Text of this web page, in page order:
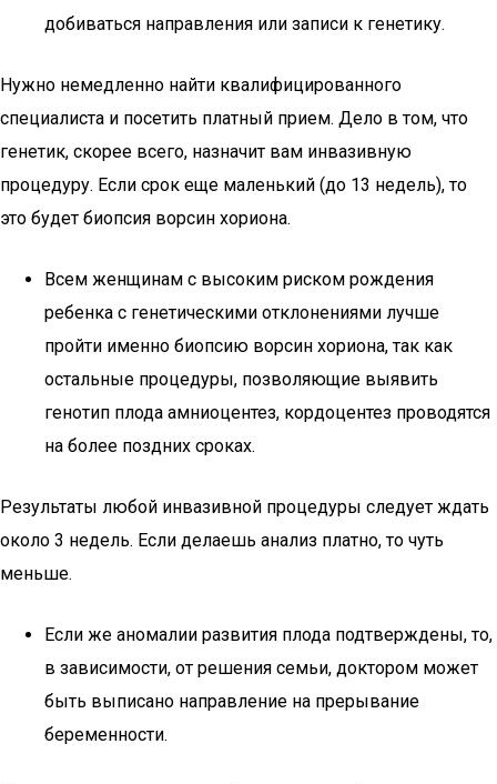
добиваться направления или записи к генетику.
Нужно немедленно найти квалифицированного
специалиста и посетить платный прием. Дело в том, что
генетик, скорее всего, назначит вам инвазивную
процедуру. Если срок еще маленький (до 13 недель), то
это будет биопсия ворсин хориона.
Всем женщинам с высоким риском рождения
ребенка с генетическими отклонениями лучше
пройти именно биопсию ворсин хориона, так как
остальные процедуры, позволяющие выявить
генотип плода амниоцентез, кордоцентез проводятся
на более поздних сроках.
Результаты любой инвазивной процедуры следует ждать
около 3 недель. Если делаешь анализ платно, то чуть
меньше.
Если же аномалии развития плода подтверждены, то,
в зависимости, от решения семьи, доктором может
быть выписано направление на прерывание
беременности.